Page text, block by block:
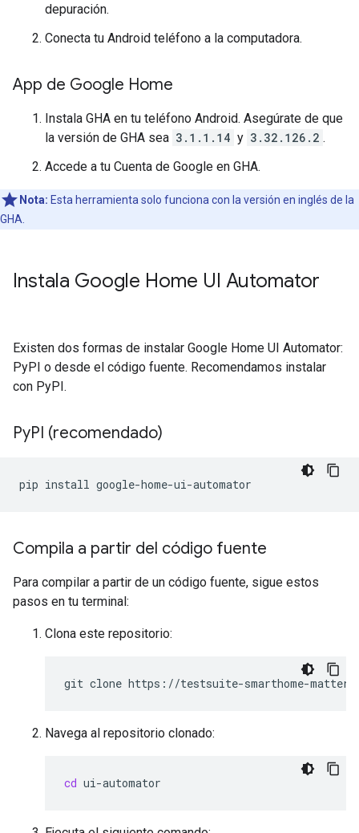
depuración.
Conecta tu Android teléfono a la computadora.
App de Google Home
Instala GHA en tu teléfono Android. Asegúrate de que
la versión de GHA sea 3.1.1.14 y 3.32.126.2 .
Accede a tu Cuenta de Google en GHA.
Nota: Esta herramienta solo funciona con la versión en inglés de la
GHA
Instala Google Home UI Automator
Existen dos formas de instalar Google Home UI Automator:
PyPI o desde el código fuente. Recomendamos instalar
con PyPI.
PyPI (recomendado)
pip install
Compila a partir del código fuente
Para compilar a partir de un código fuente, sigue estos
pasos en tu terminal:
Clona este repositorio:
git clone
Navega al repositorio clonado:
cd